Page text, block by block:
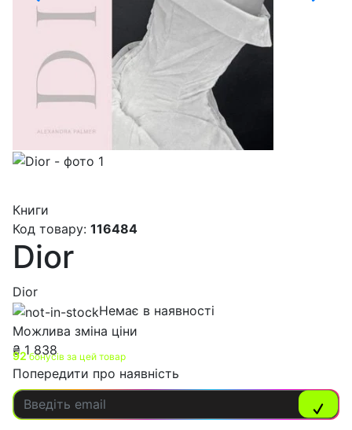
Книги
Код товару: 116484
Dior
Dior
Немає в наявності
Можлива зміна ціни
₴1 838
92бонусів за цей товар
Попередити про наявність